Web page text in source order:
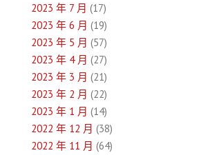
2023 年 7 月 (17)
2023 年 6 月 (19)
2023 年 5 月 (57)
2023 年 4 月 (27)
2023 年 3 月 (21)
2023 年 2 月 (22)
2023 年 1 月 (14)
2022 年 12 月 (38)
2022 年 11 月 (64)